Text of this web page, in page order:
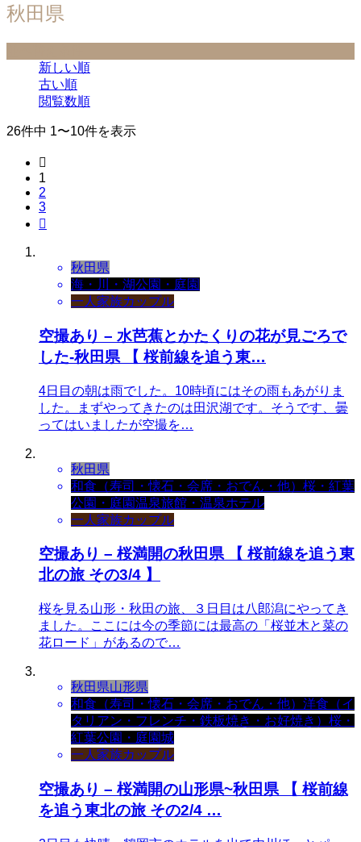
秋田県
新しい順
古い順
閲覧数順
26件中 1〜10件を表示

1
2
3

秋田県
海・川・湖公園・庭園
一人 家族カップル
空撮あり – 水芭蕉とかたくりの花が見ごろで
した-秋田県 【 桜前線を追う東…
4日目の朝は雨でした。10時頃にはその雨もあがりま
した。まずやってきたのは田沢湖です。そうです、曇
ってはいましたが空撮を…
秋田県
和食（寿司・懐石・会席・おでん・他） 桜・紅葉
公園・庭園温泉旅館・温泉ホテル
一人 家族カップル
空撮あり – 桜満開の秋田県 【 桜前線を追う東
北の旅 その3/4 】
桜を見る山形・秋田の旅、３日目は八郎潟にやってき
ました。ここには今の季節には最高の「桜並木と菜の
花ロード」があるので…
秋田県山形県
和食（寿司・懐石・会席・おでん・他） 洋食（イ
タリアン・フレンチ・鉄板焼き・お好焼き） 桜・
紅葉公園・庭園城
一人 家族カップル
空撮あり – 桜満開の山形県~秋田県 【 桜前線
を追う東北の旅 その2/4 …